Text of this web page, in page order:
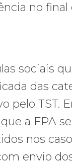
no final
sociais
das
pelo TST.
a FPA
nos
envio